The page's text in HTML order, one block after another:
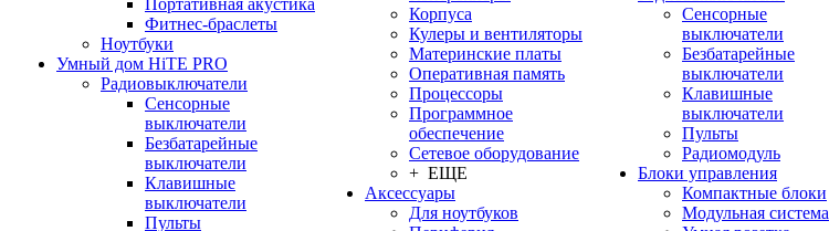
Портативная акустика
Фитнес-браслеты
Ноутбуки
Умный дом HiTE PRO
Радиовыключатели
Сенсорные
выключатели
Безбатарейные
выключатели
Клавишные
выключатели
Пульты
Корпуса
Кулеры и вентиляторы
Материнские платы
Оперативная память
Процессоры
Программное
обеспечение
Сетевое оборудование
+ ЕЩЕ
Аксессуары
Для ноутбуков
Сенсорные
выключатели
Безбатарейные
выключатели
Клавишные
выключатели
Пульты
Радиомодуль
Блоки управления
Компактные блоки
Модульная система